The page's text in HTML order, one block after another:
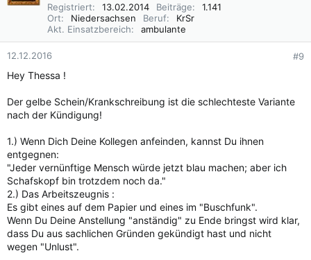
Registriert
13.02.2014 Beiträge
1.141
Ort
Niedersachsen Beruf
KrSr
Akt. Einsatzbereich
ambulante
12.12.2016 #9
Hey Thessa !
Der gelbe Schein/Krankschreibung ist die schlechteste Variante
nach der Kündigung!
1.) Wenn Dich Deine Kollegen anfeinden, kannst Du ihnen
entgegnen:
"Jeder vernünftige Mensch würde jetzt blau machen; aber ich
Schafskopf bin trotzdem noch da."
2.) Das Arbeitszeugnis :
Es gibt eines auf dem Papier und eines im "Buschfunk".
Wenn Du Deine Anstellung "anständig" zu Ende bringst wird klar,
dass Du aus sachlichen Gründen gekündigt hast und nicht
wegen "Unlust".